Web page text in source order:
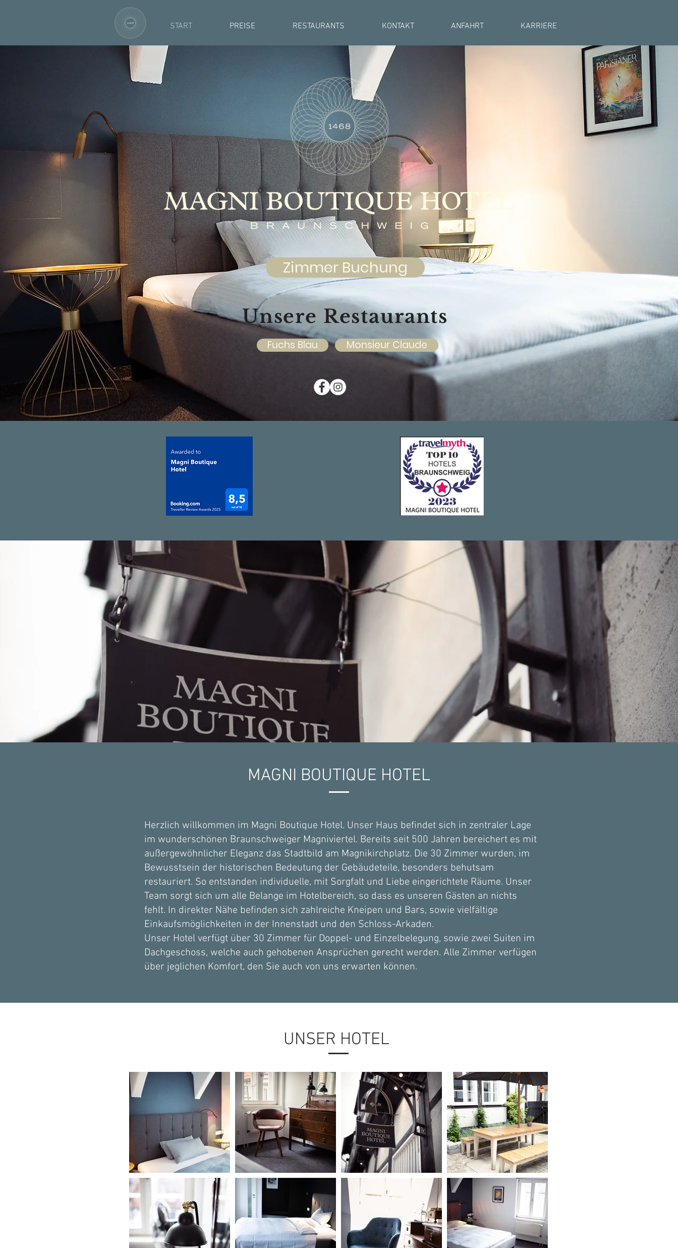
START PREISE RESTAURANTS KONTAKT ANFAHRT KARRIERE
Zimmer Buchung
Unsere Restaurants
Fuchs Blau Monsieur Claude
MAGNI BOUTIQUE HOTEL
Herzlich willkommen im Magni Boutique Hotel. Unser Haus befindet sich in zentraler Lage
im wunderschönen Braunschweiger Magniviertel. Bereits seit 500 Jahren bereichert es mit
außergewöhnlicher Eleganz das Stadtbild am Magnikirchplatz. Die 30 Zimmer wurden, im
Bewusstsein der historischen Bedeutung der Gebäudeteile, besonders behutsam
restauriert. So entstanden individuelle, mit Sorgfalt und Liebe eingerichtete Räume. Unser
Team sorgt sich um alle Belange im Hotelbereich, so dass es unseren Gästen an nichts
fehlt. In direkter Nähe befinden sich zahlreiche Kneipen und Bars, sowie vielfältige
Einkaufsmöglichkeiten in der Innenstadt und den Schloss-Arkaden.
Unser Hotel verfügt über 30 Zimmer für Doppel- und Einzelbelegung, sowie zwei Suiten im
Dachgeschoss, welche auch gehobenen Ansprüchen gerecht werden. Alle Zimmer verfügen
über jeglichen Komfort, den Sie auch von uns erwarten können.
UNSER HOTEL